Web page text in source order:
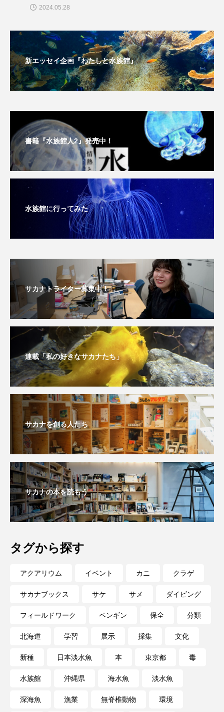
海獣 海綿動物
海鳥 液浸標本 淀川 淡水魚
深海 深海生物 深海魚
渋川マリン水族館 渓流 湖 湿地
無脊椎動物 特徴
琵琶湖博物館 環境 環境保全
田んぼ 甲殻類 発酵食品
相模川 磯 磯焼け
私の好きなサカナたち 稚魚 絶滅危惧種
絶滅種 繁殖 繫殖 美ら海水族館
美容 群馬県 耳石 脊索動物
自然保護 自由研究
葛西臨海公園 葛西臨海水族園 藻場
調理 論文 貝 賀露かにっこ館
資源 足摺海洋館SATOUMI
軟体動物 軟骨魚類 近畿大学 進化
郷土料理 酒 釣り 鑑賞魚
長崎ペンギン水族館 開発 雑貨 雷魚
2024.05.28
新エッセイ企画『わたしと水族館』
書籍『水族館人2』発売中！
水族館に行ってみた
サカナトライター募集中！
連載「私の好きなサカナたち」
サカナを創る人たち
サカナの本を読もう
タグから探す
アクアリウム イベント カニ クラゲ
サカナブックス サケ サメ ダイビング
フィールドワーク ペンギン 保全 分類
北海道 学習 展示 採集 文化
新種 日本淡水魚 本 東京都 毒
水族館 沖縄県 海水魚 淡水魚
深海魚 漁業 無脊椎動物 環境